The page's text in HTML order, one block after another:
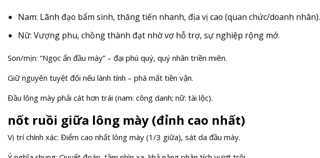
Nam: Lãnh đạo bẩm sinh, thăng tiến nhanh, địa vị cao (quan chức/doanh nhân).
Nữ: Vượng phu, chồng thành đạt nhờ vợ hỗ trợ, sự nghiệp rộng mở.
Son/mịn: “Ngọc ẩn đầu mày” – đại phú quý, quý nhân triền miên.
Giữ nguyên tuyệt đối nếu lành tính – phá mất tiền vận.
Đầu lông mày phải cát hơn trái (nam: công danh; nữ: tài lộc).
nốt ruồi giữa lông mày (đỉnh cao nhất)
Vị trí chính xác: Điểm cao nhất lông mày (1/3 giữa), sát da đầu mày.